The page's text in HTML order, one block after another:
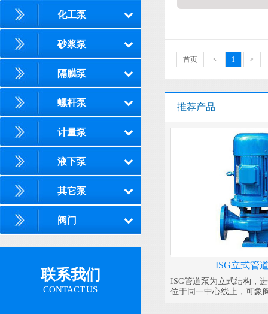
化工泵
砂浆泵
隔膜泵
螺杆泵
计量泵
液下泵
其它泵
阀门
联系我们
CONTACT US
首页 < 1 >
推荐产品
ISG立式管
ISG管道泵为立式结构，
位于同一中心线上，可象